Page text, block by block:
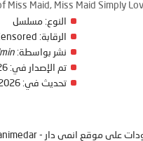
Miss Maid, Miss Maid Simply
النوع: مسلسل
الرقابة:
نشر بواسطة:
تم الإصدار في:
تحديث في: